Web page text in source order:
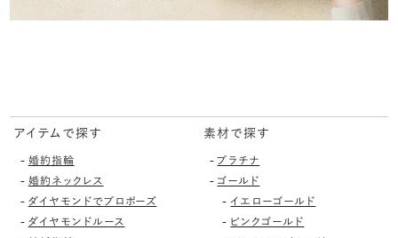
アイテムで探す
- 婚約指輪
- 婚約ネックレス
- ダイヤモンドでプロポーズ
- ダイヤモンドルース
素材で探す
-プラチナ
- ゴールド
-イエローゴールド
- ピンクゴールド